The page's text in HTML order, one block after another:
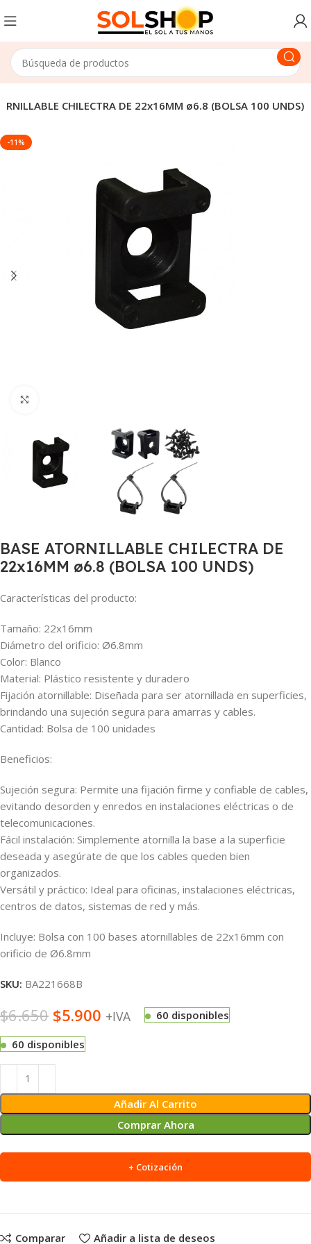
CHILECTRA DE 22x16MM ø6.8 (BOLSA 100 UNDS)
-11%
BASE ATORNILLABLE CHILECTRA DE
22x16MM ø6.8 (BOLSA 100 UNDS)
Características del producto:
Tamaño: 22x16mm
Diámetro del orificio: Ø6.8mm
Color: Blanco
Material: Plástico resistente y duradero
Fijación atornillable: Diseñada para ser atornillada en superficies,
brindando una sujeción segura para amarras y cables.
Cantidad: Bolsa de 100 unidades
Beneficios:
Sujeción segura: Permite una fijación firme y confiable de cables,
evitando desorden y enredos en instalaciones eléctricas o de
telecomunicaciones.
Fácil instalación: Simplemente atornilla la base a la superficie
deseada y asegúrate de que los cables queden bien
organizados.
Versátil y práctico: Ideal para oficinas, instalaciones eléctricas,
centros de datos, sistemas de red y más.
Incluye: Bolsa con 100 bases atornillables de 22x16mm con
orificio de Ø6.8mm
SKU: BA221668B
$6.650 $5.900 +IVA 60 disponibles
60 disponibles
Añadir Al Carrito
Comprar Ahora
Alternative:
+ Cotización
Comparar Añadir a lista de deseos